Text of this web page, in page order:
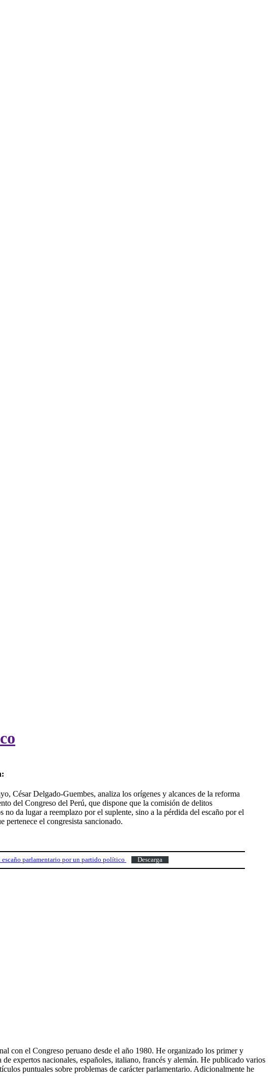
César Delgado-Guembes, analiza los orígenes y alcances de la reforma
del Congreso del Perú, que dispone que la comisión de delitos
no da lugar a reemplazo por el suplente, sino a la pérdida del escaño por el
pertenece el congresista sancionado.
escaño parlamentario por un partido político Descarga
con el Congreso peruano desde el año 1980. He organizado los primer y
expertos nacionales, españoles, italiano, francés y alemán. He publicado varios
puntuales sobre problemas de carácter parlamentario. Adicionalmente he